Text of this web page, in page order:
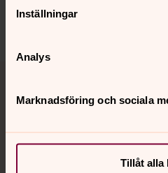
Inställningar
Analys
Marknadsföring och sociala
Tillåt alla
Dela
Tillbaka till toppen
Tillbaka till innehållet
Kontakt